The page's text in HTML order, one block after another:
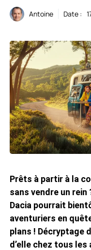
Antoine Date :
Prêts à partir à la
sans vendre un rein
Dacia pourrait
aventuriers en
plans ! Décryptage
d’elle chez tous les